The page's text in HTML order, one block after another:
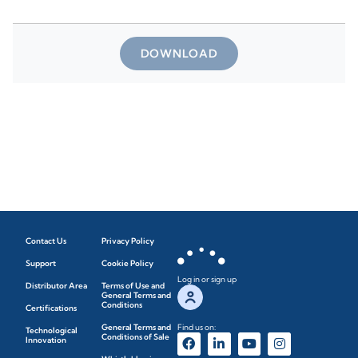
DOWNLOAD
Contact Us
Support
Distributor Area
Certifications
Technological
Innovation
Privacy Policy
Cookie Policy
Terms of Use and
General Terms and
Conditions
General Terms and
Conditions of Sale
Log in or sign up
Find us on: